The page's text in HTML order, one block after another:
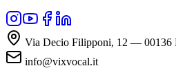
Via Decio Filipponi, 12 — 00136
info@vixvocal.it